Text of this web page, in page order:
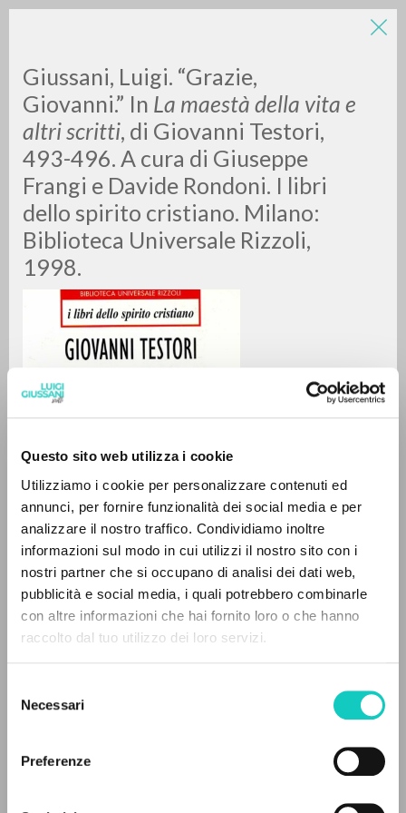
Questo sito web utilizza i cookie
Utilizziamo i cookie per personalizzare contenuti ed
annunci, per fornire funzionalità dei social media e per
analizzare il nostro traffico. Condividiamo inoltre
informazioni sul modo in cui utilizzi il nostro sito con i
nostri partner che si occupano di analisi dei dati web,
pubblicità e social media, i quali potrebbero combinarle
con altre informazioni che hai fornito loro o che hanno
raccolto dal tuo utilizzo dei loro servizi.
delNecessari
Preferenze
Giussani, Luigi. “Grazie,
Giovanni.” In La maestà della vita e
altri scritti, di Giovanni Testori,
493-496. A cura di Giuseppe
Frangi e Davide Rondoni. I libri
dello spirito cristiano. Milano:
Biblioteca Universale Rizzoli,
1998.
Giussani Luigi
Italiano
LUIGI
GIUSSANI
scritti
BÚSQUEDA AVANZADA »
0DOCUMENTOS ENCONTRADOS
RESULTADOS SUCESIVOS